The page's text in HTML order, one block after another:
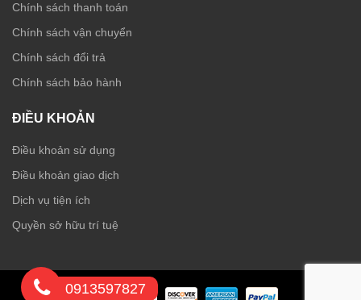
Chính sách thanh toán
Chính sách vận chuyển
Chính sách đổi trả
Chính sách bảo hành
ĐIỀU KHOẢN
Điều khoản sử dụng
Điều khoản giao dịch
Dịch vụ tiện ích
Quyền sở hữu trí tuệ
0913597827